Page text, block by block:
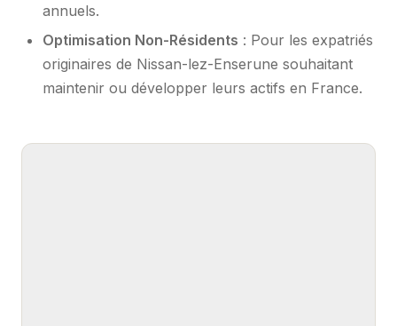
annuels.
Optimisation Non-Résidents : Pour les expatriés
originaires de Nissan-lez-Enserune souhaitant
maintenir ou développer leurs actifs en France.